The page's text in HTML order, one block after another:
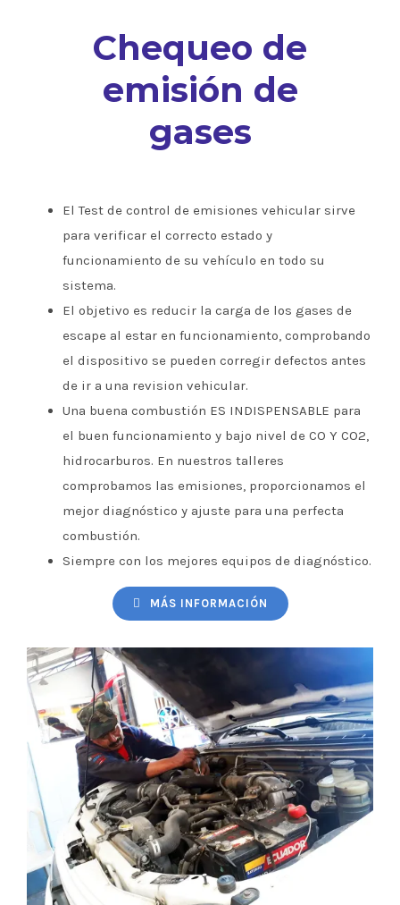
Chequeo de
emisión de
gases
El Test de control de emisiones vehicular sirve
para verificar el correcto estado y
funcionamiento de su vehículo en todo su
sistema.
El objetivo es reducir la carga de los gases de
escape al estar en funcionamiento, comprobando
el dispositivo se pueden corregir defectos antes
de ir a una revision vehicular.
Una buena combustión ES INDISPENSABLE para
el buen funcionamiento y bajo nivel de CO Y CO2,
hidrocarburos. En nuestros talleres
comprobamos las emisiones, proporcionamos el
mejor diagnóstico y ajuste para una perfecta
combustión.
Siempre con los mejores equipos de diagnóstico.
MÁS INFORMACIÓN